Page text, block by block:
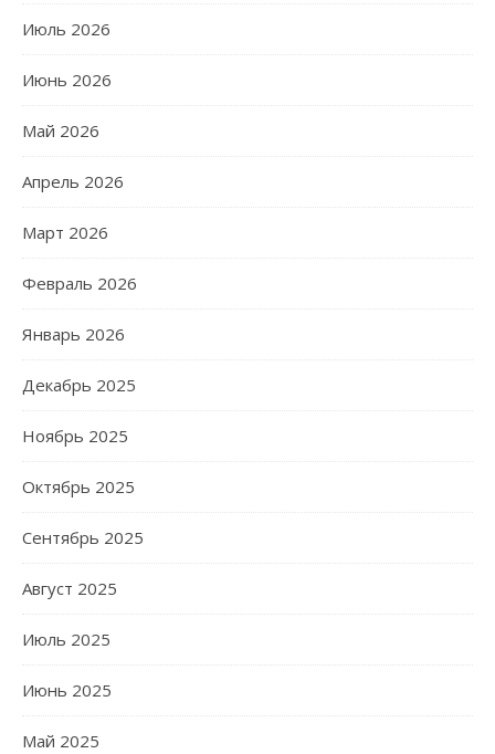
Июль 2026
Июнь 2026
Май 2026
Апрель 2026
Март 2026
Февраль 2026
Январь 2026
Декабрь 2025
Ноябрь 2025
Октябрь 2025
Сентябрь 2025
Август 2025
Июль 2025
Июнь 2025
Май 2025